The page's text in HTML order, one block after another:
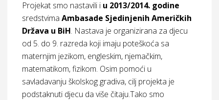
Projekat smo nastavili i u 2013/2014. godine
sredstvima Ambasade Sjedinjenih Američkih
Država u BiH. Nastava je organizirana za djecu
od 5. do 9. razreda koji imaju poteškoća sa
maternjim jezikom, engleskim, njemačkim,
matematikom, fizikom. Osim pomoći u
savladavanju školskog gradiva, cilj projekta je
podstaknuti djecu da više čitaju.Tako smo